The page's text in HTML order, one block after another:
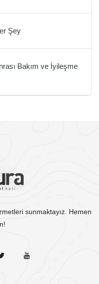
Şey
Bakım ve İyileşme
sunmaktayız. Hemen